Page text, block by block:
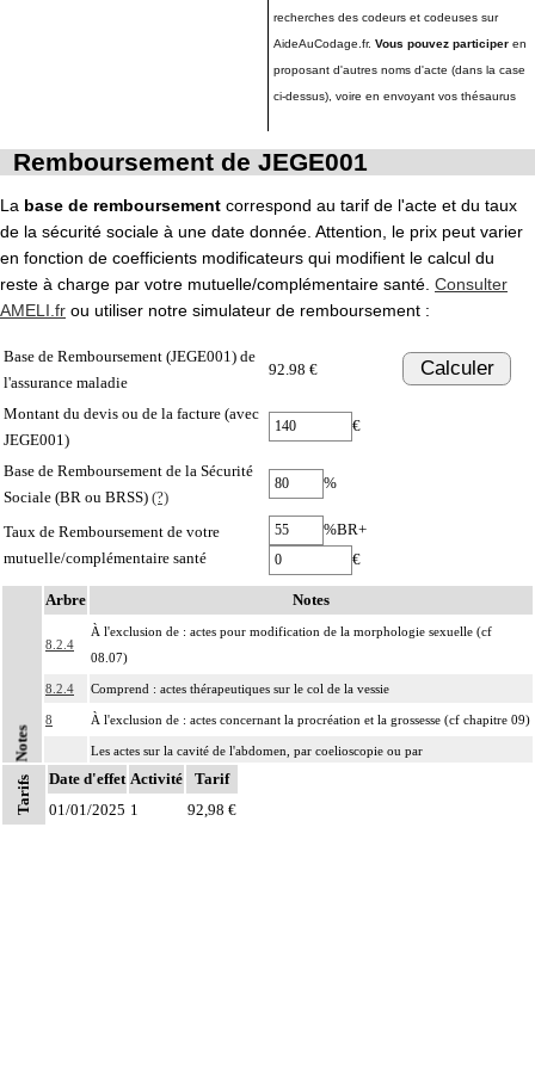
recherches des codeurs et codeuses sur
AideAuCodage.fr. Vous pouvez participer en
proposant d'autres noms d'acte (dans la case
ci-dessus), voire en envoyant vos thésaurus
Remboursement de JEGE001
La base de remboursement correspond au tarif de l'acte et du taux
de la sécurité sociale à une date donnée. Attention, le prix peut varier
en fonction de coefficients modificateurs qui modifient le calcul du
reste à charge par votre mutuelle/complémentaire santé. Consulter
AMELI.fr ou utiliser notre simulateur de remboursement :
Base de Remboursement (JEGE001) de
l'assurance maladie
92.98 € Calculer
Montant du devis ou de la facture (avec
JEGE001)
€
Base de Remboursement de la Sécurité
Sociale (BR ou BRSS) (?)
%
Taux de Remboursement de votre
mutuelle/complémentaire santé
%BR+
€
Notes
Arbre Notes
8.2.4
À l'exclusion de : actes pour modification de la morphologie sexuelle (cf
08.07)
8.2.4 Comprend : actes thérapeutiques sur le col de la vessie
8 À l'exclusion de : actes concernant la procréation et la grossesse (cf chapitre 09)
8
Les actes sur la cavité de l'abdomen, par coelioscopie ou par
rétropéritonéoscopie incluent l'évacuation de collection intraabdominale
associée, la toilette péritonéale et/ou la pose de drain.
Tarifs Date d'effet Activité
Tarif
01/01/2025 1 92,98 €